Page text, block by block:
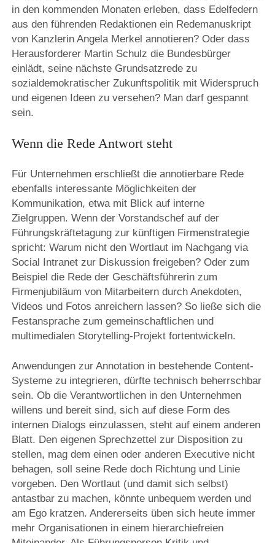
in den kommenden Monaten erleben, dass Edelfedern
aus den führenden Redaktionen ein Redemanuskript
von Kanzlerin Angela Merkel annotieren? Oder dass
Herausforderer Martin Schulz die Bundesbürger
einlädt, seine nächste Grundsatzrede zu
sozialdemokratischer Zukunftspolitik mit Widerspruch
und eigenen Ideen zu versehen? Man darf gespannt
sein.
Wenn die Rede Antwort steht
Für Unternehmen erschließt die annotierbare Rede
ebenfalls interessante Möglichkeiten der
Kommunikation, etwa mit Blick auf interne
Zielgruppen. Wenn der Vorstandschef auf der
Führungskräftetagung zur künftigen Firmenstrategie
spricht: Warum nicht den Wortlaut im Nachgang via
Social Intranet zur Diskussion freigeben? Oder zum
Beispiel die Rede der Geschäftsführerin zum
Firmenjubiläum von Mitarbeitern durch Anekdoten,
Videos und Fotos anreichern lassen? So ließe sich die
Festansprache zum gemeinschaftlichen und
multimedialen Storytelling-Projekt fortentwickeln.
Anwendungen zur Annotation in bestehende Content-
Systeme zu integrieren, dürfte technisch beherrschbar
sein. Ob die Verantwortlichen in den Unternehmen
willens und bereit sind, sich auf diese Form des
internen Dialogs einzulassen, steht auf einem anderen
Blatt. Den eigenen Sprechzettel zur Disposition zu
stellen, mag dem einen oder anderen Executive nicht
behagen, soll seine Rede doch Richtung und Linie
vorgeben. Den Wortlaut (und damit sich selbst)
antastbar zu machen, könnte unbequem werden und
am Ego kratzen. Andererseits üben sich heute immer
mehr Organisationen in einem hierarchiefreien